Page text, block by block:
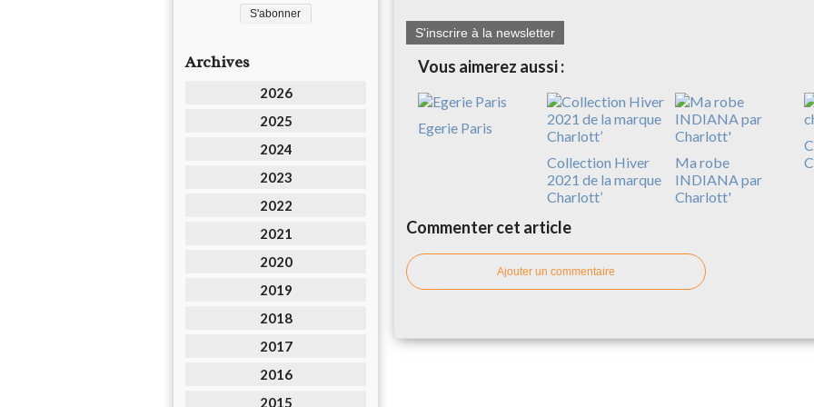
Archives
2026
2025
2024
2023
2022
2021
2020
2019
2018
2017
2016
2015
S'inscrire à la newsletter
Vous aimerez aussi :
Egerie Paris
Collection Hiver
2021 de la marque
Charlott’
Ma robe
INDIANA par
Charlott'
Commenter cet article
Ajouter un commentaire